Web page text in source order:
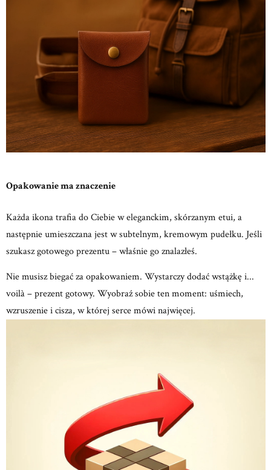
Opakowanie ma znaczenie
Każda ikona trafia do Ciebie w eleganckim, skórzanym etui, a
następnie umieszczana jest w subtelnym, kremowym pudełku. Jeśli
szukasz gotowego prezentu – właśnie go znalazłeś.
Nie musisz biegać za opakowaniem. Wystarczy dodać wstążkę i...
voilà – prezent gotowy. Wyobraź sobie ten moment: uśmiech,
wzruszeniei cisza, w której serce mówi najwięcej.